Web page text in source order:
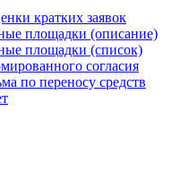
кратких заявок
площадки (описание)
площадки (список)
согласия
по переносу средств